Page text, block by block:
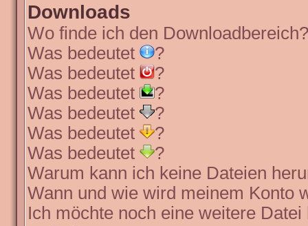
Downloads
Wo finde ich den Downloadbereich?
Was bedeutet
?
Was bedeutet
?
Was bedeutet
?
Was bedeutet
?
Was bedeutet
?
Was bedeutet
?
Warum kann ich keine Dateien
Wann und wie wird meinem Konto
Ich möchte noch eine weitere